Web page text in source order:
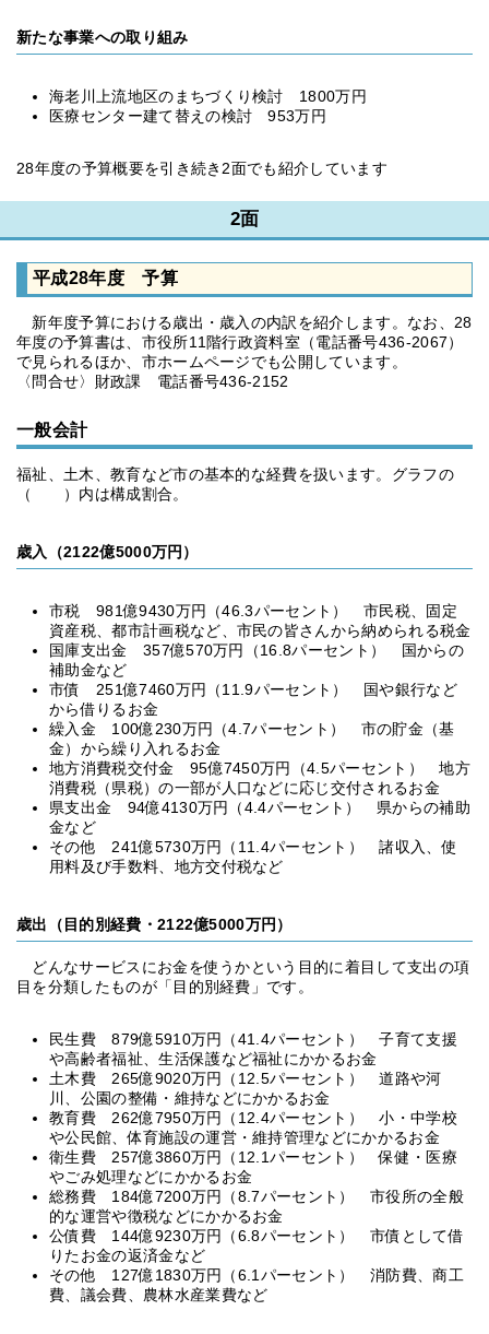
新たな事業への取り組み
海老川上流地区のまちづくり検討 1800万円
医療センター建て替えの検討 953万円
28年度の予算概要を引き続き2面でも紹介しています
2面
平成28年度 予算
新年度予算における歳出・歳入の内訳を紹介します。なお、28
年度の予算書は、市役所11階行政資料室（電話番号436-2067）
で見られるほか、市ホームページでも公開しています。
〈問合せ〉財政課 電話番号436-2152
一般会計
福祉、土木、教育など市の基本的な経費を扱います。グラフの
（ ）内は構成割合。
歳入（2122億5000万円）
市税 981億9430万円（46.3パーセント） 市民税、固定
資産税、都市計画税など、市民の皆さんから納められる税金
国庫支出金 357億570万円（16.8パーセント） 国からの
補助金など
市債 251億7460万円（11.9パーセント） 国や銀行など
から借りるお金
繰入金 100億230万円（4.7パーセント） 市の貯金（基
金）から繰り入れるお金
地方消費税交付金 95億7450万円（4.5パーセント） 地方
消費税（県税）の一部が人口などに応じ交付されるお金
県支出金 94億4130万円（4.4パーセント） 県からの補助
金など
その他 241億5730万円（11.4パーセント） 諸収入、使
用料及び手数料、地方交付税など
歳出（目的別経費・2122億5000万円）
どんなサービスにお金を使うかという目的に着目して支出の項
目を分類したものが「目的別経費」です。
民生費 879億5910万円（41.4パーセント） 子育て支援
や高齢者福祉、生活保護など福祉にかかるお金
土木費 265億9020万円（12.5パーセント） 道路や河
川、公園の整備・維持などにかかるお金
教育費 262億7950万円（12.4パーセント） 小・中学校
や公民館、体育施設の運営・維持管理などにかかるお金
衛生費 257億3860万円（12.1パーセント） 保健・医療
やごみ処理などにかかるお金
総務費 184億7200万円（8.7パーセント） 市役所の全般
的な運営や徴税などにかかるお金
公債費 144億9230万円（6.8パーセント） 市債として借
りたお金の返済金など
その他 127億1830万円（6.1パーセント） 消防費、商工
費、議会費、農林水産業費など